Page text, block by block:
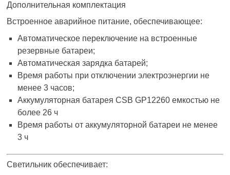
Дополнительная комплектация
Встроенное аварийное питание, обеспечивающее:
Автоматическое переключение на встроенные
резервные батареи;
Автоматическая зарядка батарей;
Время работы при отключении электроэнергии не
менее 3 часов;
Аккумуляторная батарея CSB GP12260 емкостью не
более 26 ч
Время работы от аккумуляторной батареи не менее
3 ч
Светильник обеспечивает: